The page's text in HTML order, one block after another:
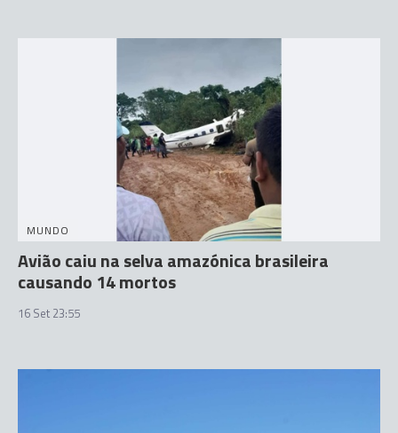
MUNDO
Avião caiu na selva amazónica brasileira
causando 14 mortos
16 Set 23:55